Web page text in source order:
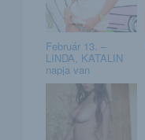
Február 13. –
LINDA, KATALIN
napja van